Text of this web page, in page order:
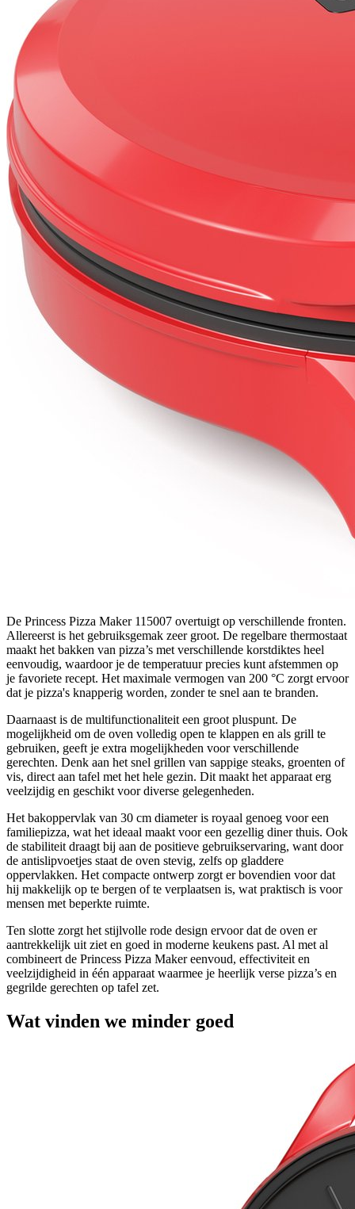
De Princess Pizza Maker 115007 overtuigt op verschillende fronten.
Allereerst is het gebruiksgemak zeer groot. De regelbare thermostaat
maakt het bakken van pizza’s met verschillende korstdiktes heel
eenvoudig, waardoor je de temperatuur precies kunt afstemmen op
je favoriete recept. Het maximale vermogen van 200 °C zorgt ervoor
dat je pizza's knapperig worden, zonder te snel aan te branden.
Daarnaast is de multifunctionaliteit een groot pluspunt. De
mogelijkheid om de oven volledig open te klappen en als grill te
gebruiken, geeft je extra mogelijkheden voor verschillende
gerechten. Denk aan het snel grillen van sappige steaks, groenten of
vis, direct aan tafel met het hele gezin. Dit maakt het apparaat erg
veelzijdig en geschikt voor diverse gelegenheden.
Het bakoppervlak van 30 cm diameter is royaal genoeg voor een
familiepizza, wat het ideaal maakt voor een gezellig diner thuis. Ook
de stabiliteit draagt bij aan de positieve gebruikservaring, want door
de antislipvoetjes staat de oven stevig, zelfs op gladdere
oppervlakken. Het compacte ontwerp zorgt er bovendien voor dat
hij makkelijk op te bergen of te verplaatsen is, wat praktisch is voor
mensen met beperkte ruimte.
Ten slotte zorgt het stijlvolle rode design ervoor dat de oven er
aantrekkelijk uit ziet en goed in moderne keukens past. Al met al
combineert de Princess Pizza Maker eenvoud, effectiviteit en
veelzijdigheid in één apparaat waarmee je heerlijk verse pizza’s en
gegrilde gerechten op tafel zet.
Wat vinden we minder goed